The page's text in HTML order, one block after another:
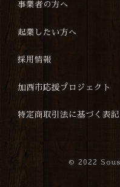
事業者の方へ
起業したい方へ
採用情報
加西市応援プロジェクト
特定商取引法に基づく表記
© 2022